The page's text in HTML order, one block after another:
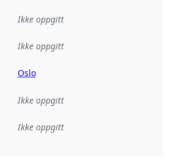
Ikke oppgitt
Ikke oppgitt
:
Oslo
:
Ikke oppgitt
Referanse til en implementasjonsregel
Ikke oppgitt